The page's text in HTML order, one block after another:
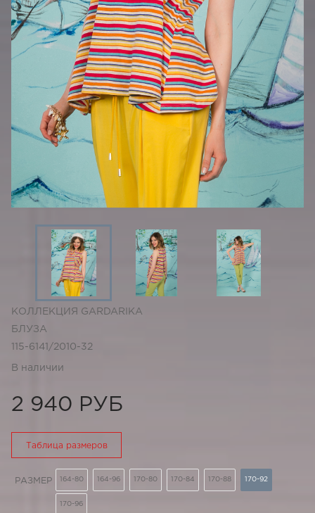
КОЛЛЕКЦИЯ GARDARIKA
БЛУЗА
115-6141/2010-32
В наличии
2 940 РУБ
Таблица размеров
РАЗМЕР 164-80 164-96 170-80 170-84 170-88 170-92
170-96